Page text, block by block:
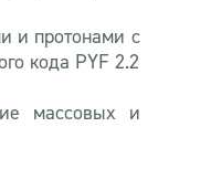
и протонами с
кода PYF 2.2
массовых и